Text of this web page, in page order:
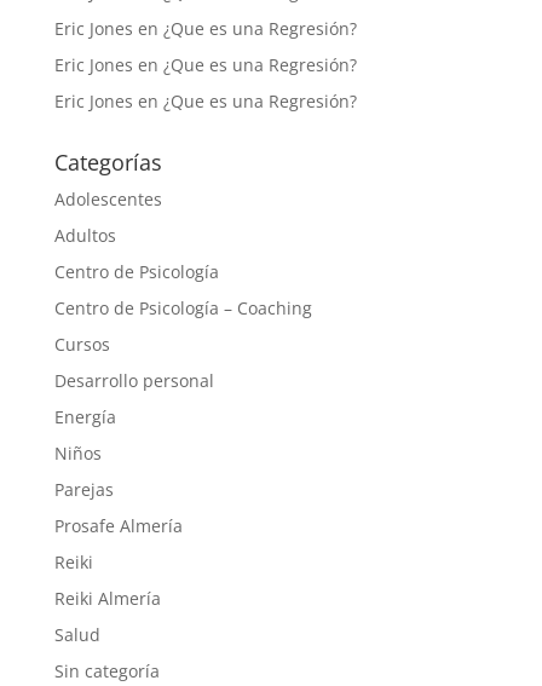
Eric Jones en ¿Que es una Regresión?
Eric Jones en ¿Que es una Regresión?
Eric Jones en ¿Que es una Regresión?
Categorías
Adolescentes
Adultos
Centro de Psicología
Centro de Psicología – Coaching
Cursos
Desarrollo personal
Energía
Niños
Parejas
Prosafe Almería
Reiki
Reiki Almería
Salud
Sin categoría